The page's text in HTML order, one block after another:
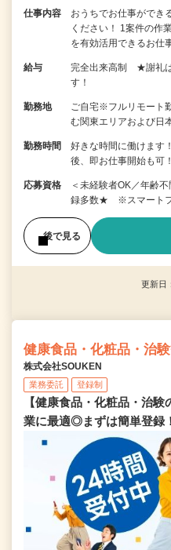
仕事内容
おうちでお仕事ができ
ください！ 1案件の作
を有効活用できるお
給与
完全出来高制 ★謝礼は
す！
勤務地
ご自宅※フルリモート
む関東エリアおよび日
勤務時間
好きな時間に働けま
後、即お仕事開始も
応募資格
＜未経験者OK／年齢
録多数★ ※スマートフ
後で見る
更新日
健康食品・化粧品・治
株式会社SOUKEN
業務委託 登録制
【健康食品・化粧品・治
業に最適◎まずは簡単登録